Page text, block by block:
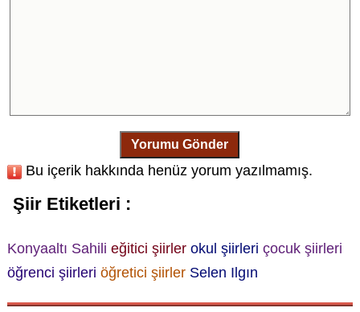
Yorumu Gönder
Bu içerik hakkında henüz yorum yazılmamış.
Şiir Etiketleri :
Konyaaltı Sahili eğitici şiirler okul şiirleri çocuk şiirleri
öğrenci şiirleri öğretici şiirler Selen Ilgın